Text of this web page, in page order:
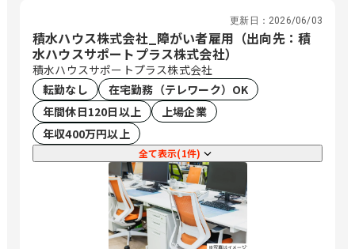
明治安田生命川越ビル2階 草加市高砂2-
9-2 アコス北館Ｎビル2階 千葉 千葉市中
央区本千葉町3-1 明治安田生命千葉ビル
2階 木更津市大和1-1-15 木更津カイセ
イビル2階 船橋市本町2-4-10 明治安田
生命船橋ビル2階 柏市末広町14-1 ＳＫ
柏ビル5階 成田市花崎町801 成田ＴＴビ
ル3階 北海道 旭川市三条通9丁目左1号
旭川三条緑橋ビル6階 苫小牧市表町2-1-
14 王子不動産第3ビル4階 函館市若松町
2-5 明治安田生命函館ビル1階 釧路市北
大通10-2-1 新釧路道銀ビル10階 青森 八
戸市三日町2 明治安田生命八戸ビル5階
山形 山形市香澄町2-2-36 山形センター
・年収2,534,000円（月給181,000円）
更新日： 2026/06/03
積水ハウス株式会社_障がい者雇用（出向先：積
水ハウスサポートプラス株式会社）
積水ハウスサポートプラス株式会社
転勤なし
在宅勤務（テレワーク）OK
年間休日120日以上
上場企業
年収400万円以上
全て表示(1件)